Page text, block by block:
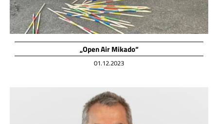
„Open Air Mikado“
01.12.2023